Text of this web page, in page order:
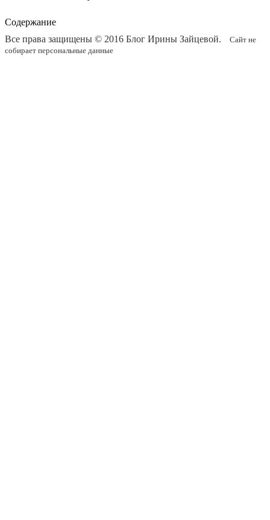
Содержание
Все права защищены © 2016 Блог Ирины Зайцевой.
Сайт не
собирает персональные данные